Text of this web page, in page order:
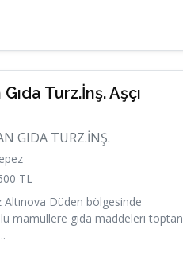
Turz.İnş. Aşçı
GIDA TURZ.İNŞ.
TL
Düden bölgesinde
mamullere gıda maddeleri toptan